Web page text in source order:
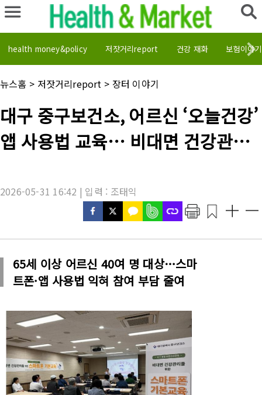
health money&policy 저잣거리report 건강 재화 보험이야기
채
널
:
뉴스홈 > 저잣거리report > 장터 이야기
사
목
대구 중구보건소, 어르신 ‘오늘건강’
앱 사용법 교육… 비대면 건강관리
2026-05-31 16:42 | 입력 : 조태익
65세 이상 어르신 40여 명 대상…스마
트폰·앱 사용법 익혀 참여 부담 줄여